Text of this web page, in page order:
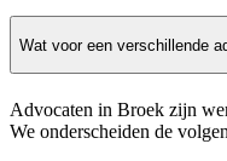
Wat voor een verschillende
Advocaten in Broek zijn
We onderscheiden de